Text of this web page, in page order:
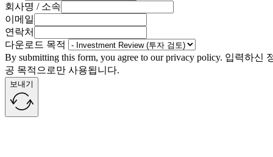
회사명 / 소속
이메일
연락처
다운로드 목적
By submitting this form, you agree to our privacy policy. 입력하신
공 목적으로만 사용됩니다.
보내기